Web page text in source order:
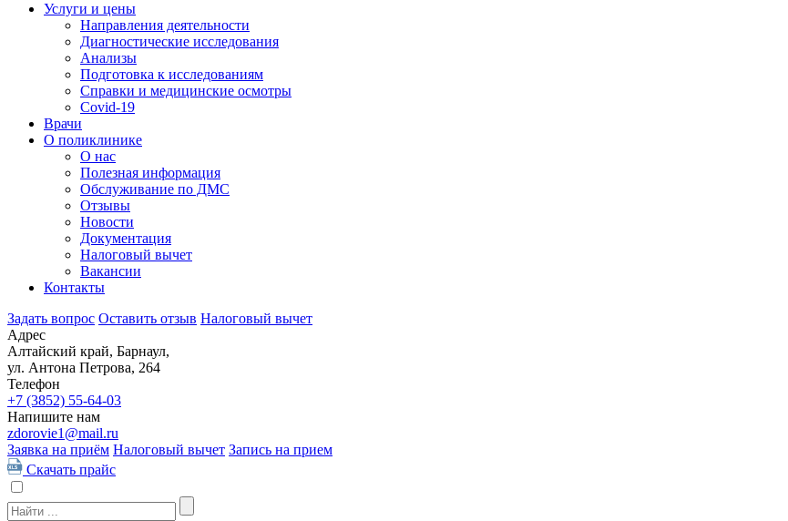
Услуги и цены
Направления деятельности
Диагностические исследования
Анализы
Подготовка к исследованиям
Справки и медицинские осмотры
Covid-19
Врачи
О поликлинике
О нас
Полезная информация
Обслуживание по ДМС
Отзывы
Новости
Документация
Налоговый вычет
Вакансии
Контакты
Задать вопрос Оставить отзыв Налоговый вычет
Адрес
Алтайский край, Барнаул,
ул. Антона Петрова, 264
Телефон
+7 (3852) 55-64-03
Напишите нам
zdorovie1@mail.ru
Заявка на приём Налоговый вычет Запись на прием
Скачать прайс